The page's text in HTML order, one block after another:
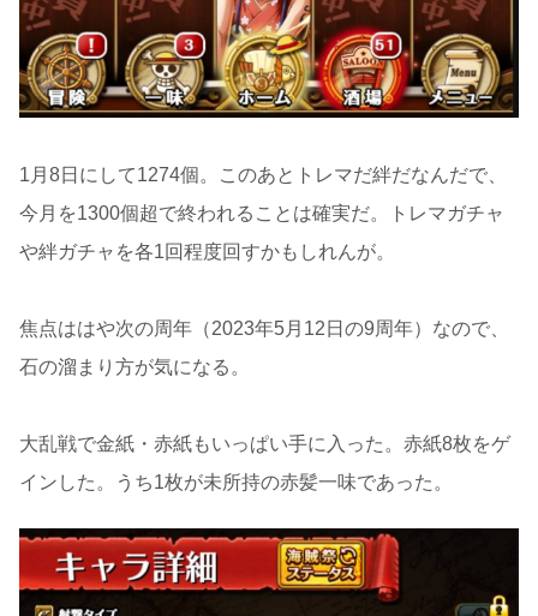
1月8日にして1274個。このあとトレマだ絆だなんだで、
今月を1300個超で終われることは確実だ。トレマガチャ
や絆ガチャを各1回程度回すかもしれんが。
焦点ははや次の周年（2023年5月12日の9周年）なので、
石の溜まり方が気になる。
大乱戦で金紙・赤紙もいっぱい手に入った。赤紙8枚をゲ
インした。うち1枚が未所持の赤髪一味であった。